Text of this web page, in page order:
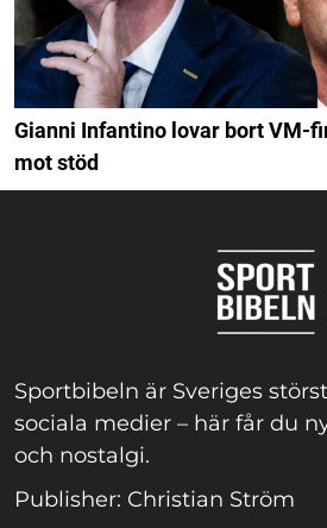
Gianni Infantino lovar bort VM-
mot stöd
Sportbibeln är Sveriges
sociala medier – här får du
och nostalgi.
Publisher: Christian Ström